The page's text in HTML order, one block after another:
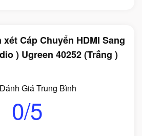
Cáp Chuyển HDMI Sang
) Ugreen 40252 (Trắng )
Giá Trung Bình
0/5